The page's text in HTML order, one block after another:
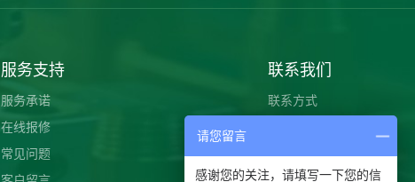
服务支持
服务承诺
在线报修
常见问题
联系我们
联系方式
请您留言
感谢您的关注，请填写一下您的信